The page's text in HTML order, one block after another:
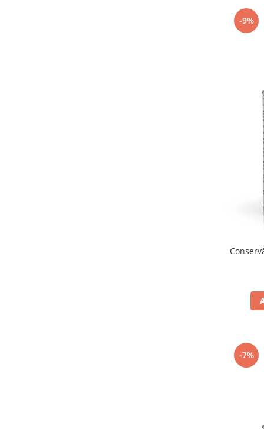
-9%
-7%